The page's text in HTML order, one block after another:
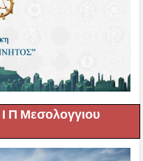
Π Μεσολογγιου